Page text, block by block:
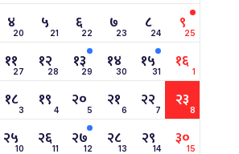
४20 ५ 21 ६22 ७23 ८24 ९25
११27 १२28 १३29 १४30 १५31 १६ 1
१८3 १९ 4 २०5 २१6 २२7 २३8
२५10 २६11 २७12 २८13 २९14 ३०15